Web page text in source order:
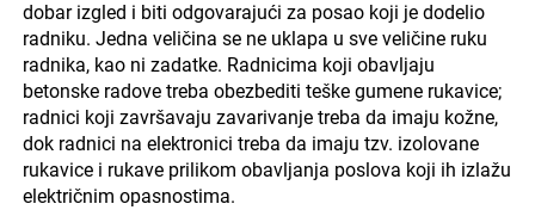
dobar izgled i biti odgovarajući za posao koji je dodelio
radniku. Jedna veličina se ne uklapa u sve veličine ruku
radnika, kao ni zadatke. Radnicima koji obavljaju
betonske radove treba obezbediti teške gumene rukavice;
radnici koji završavaju zavarivanje treba da imaju kožne,
dok radnici na elektronici treba da imaju tzv. izolovane
rukavice i rukave prilikom obavljanja poslova koji ih izlažu
električnim opasnostima.